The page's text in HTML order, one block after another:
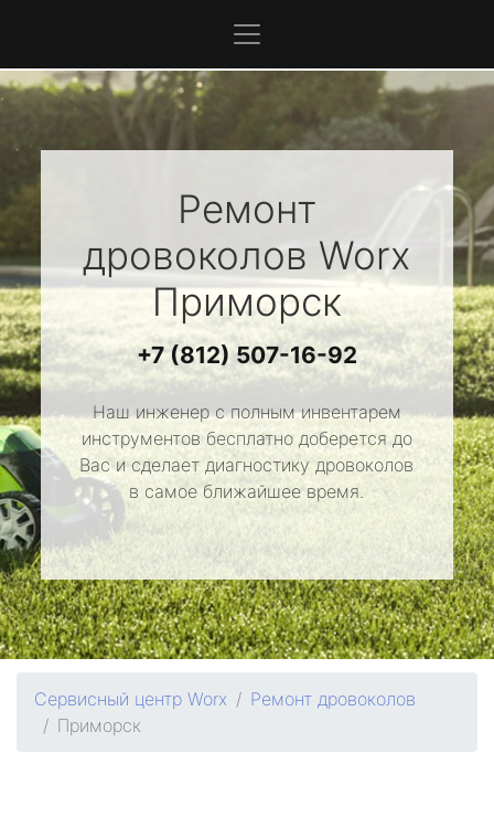
Ремонт
дровоколов Worx
Приморск
+7 (812) 507-16-92
Наш инженер с полным инвентарем
инструментов бесплатно доберется до
Вас и сделает диагностику дровоколов
в самое ближайшее время.
Сервисный центр Worx
Ремонт дровоколов
Приморск